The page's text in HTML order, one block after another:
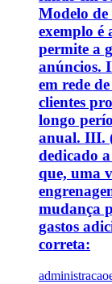
Modelo de
exemplo é
permite a
anúncios.
em rede
clientes
longo
anual. III.
dedicado
que, uma
mudança
gastos
correta:
administracao